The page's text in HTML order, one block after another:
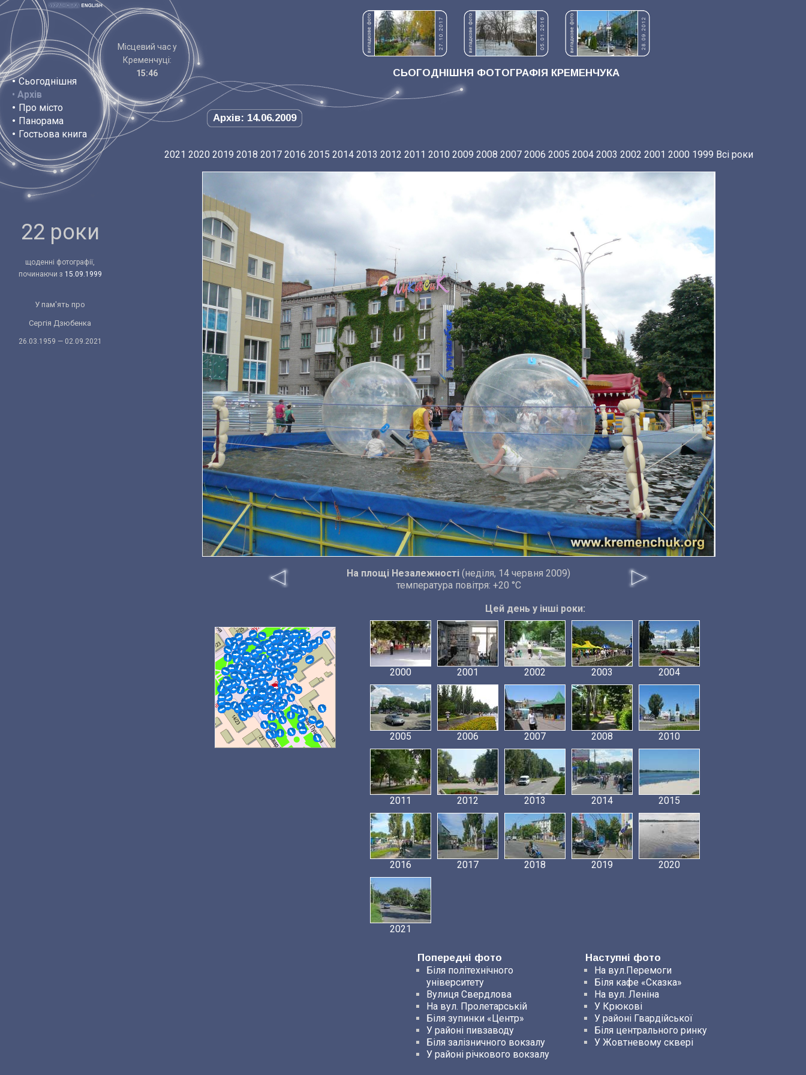
• Сьогоднішня
• Архів
• Про місто
• Панорама
• Гостьова книга
Місцевий час у
Кременчуці:
15:46
СЬОГОДНІШНЯ ФОТОГРАФІЯ КРЕМЕНЧУКА
Архів: 14.06.2009
22 роки
щоденні фотографії,
починаючи з 15.09.1999
У пам'ять про
Сергія Дзюбенка
26.03.1959 — 02.09.2021
2021 2020 2019 2018 2017 2016 2015 2014 2013 2012 2011 2010 2009 2008 2007 2006 2005 2004 2003 2002 2001 2000 1999 Всі роки
На площі Незалежності (неділя, 14 червня 2009)
температура повітря: +20 °C
Цей день у інші роки:
2000 2001 2002 2003 2004
2005 2006 2007 2008 2010
2011 2012 2013 2014 2015
2016 2017 2018 2019 2020
2021
Попередні фото
Наступні фото
Біля політехнічного
університету
Вулиця Свердлова
На вул. Пролетарській
Біля зупинки «Центр»
У районі пивзаводу
Біля залізничного вокзалу
У районі річкового вокзалу
На вул.Перемоги
Біля кафе «Сказка»
На вул. Леніна
У Крюкові
У районі Гвардійської
Біля центрального ринку
У Жовтневому сквері